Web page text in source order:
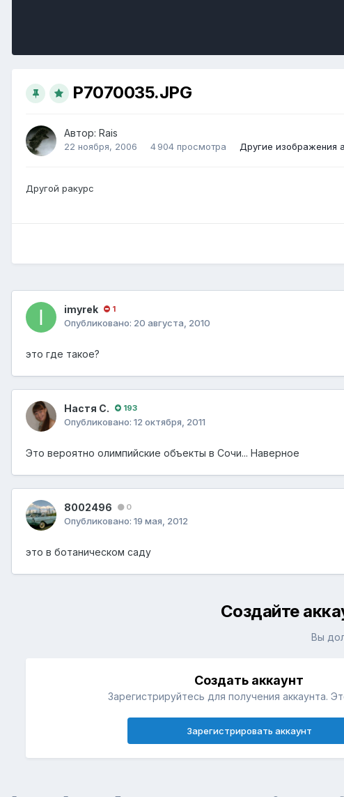
P7070035.JPG
Автор: Rais
22 ноября, 2006 4 904 просмотра Другие изображения
Другой ракурс
imyrek 1
Опубликовано: 20 августа, 2010
это где такое?
Настя С. 193
Опубликовано: 12 октября, 2011
Это вероятно олимпийские объекты в Сочи... Наверное
8002496 0
Опубликовано: 19 мая, 2012
это в ботаническом саду
Создайте
Вы
Создать аккаунт
Зарегистрируйтесь для получения аккаунта.
Зарегистрировать аккаунт